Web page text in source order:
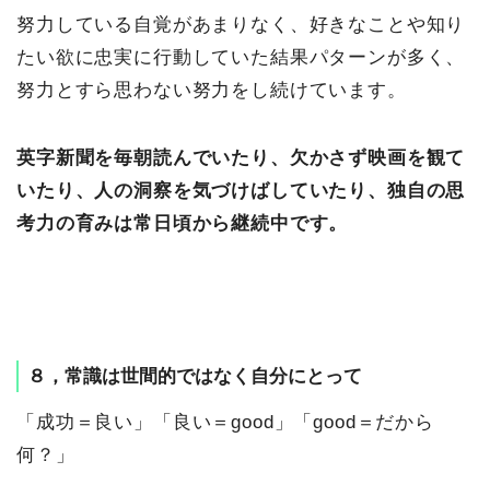
努力している自覚があまりなく、好きなことや知り
たい欲に忠実に行動していた結果パターンが多く、
努力とすら思わない努力をし続けています。
英字新聞を毎朝読んでいたり、欠かさず映画を観て
いたり、人の洞察を気づけばしていたり、独自の思
考力の育みは常日頃から継続中です。
８，常識は世間的ではなく自分にとって
「成功＝良い」「良い＝good」「good＝だから
何？」